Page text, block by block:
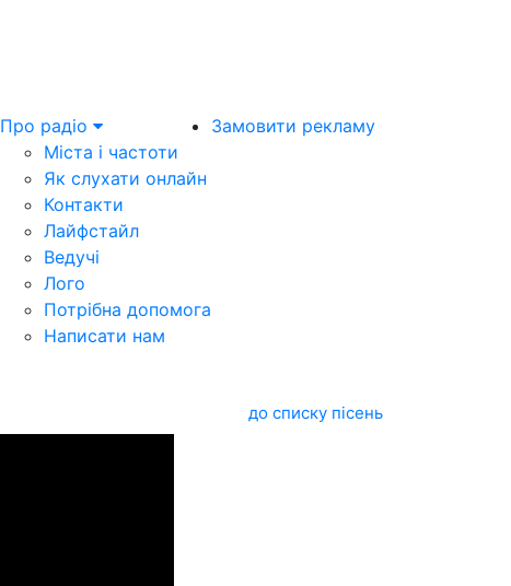
Про радіо
Міста і частоти
Як слухати онлайн
Контакти
Лайфстайл
Ведучі
Лого
Потрібна допомога
Написати нам
Замовити рекламу
до списку пісень